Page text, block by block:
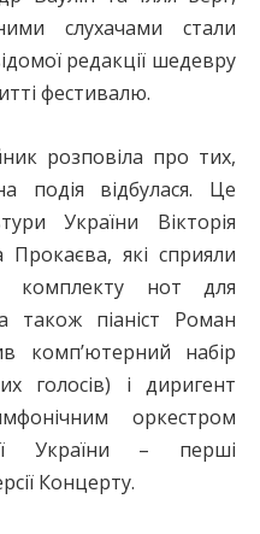
слухачами стали
редакції шедевру
фестивалю.
розповіла про тих,
подія відбулася. Це
України Вікторія
які сприяли
комплекту нот для
також піаніст Роман
комп’ютерний набір
голосів) і диригент
оркестром
України – перші
Концерту.